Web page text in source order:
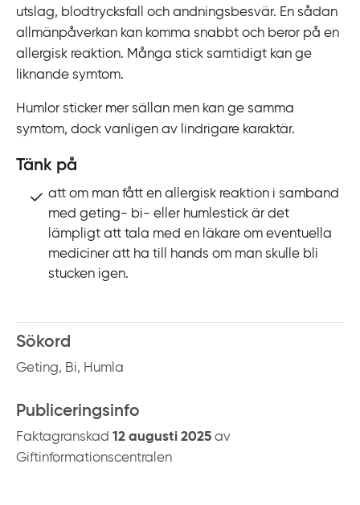
utslag, blodtrycksfall och andningsbesvär. En sådan
allmänpåverkan kan komma snabbt och beror på en
allergisk reaktion. Många stick samtidigt kan ge
liknande symtom.
Humlor sticker mer sällan men kan ge samma
symtom, dock vanligen av lindrigare karaktär.
Tänk på
att om man fått en allergisk reaktion i samband
med geting- bi- eller humlestick är det
lämpligt att tala med en läkare om eventuella
mediciner att ha till hands om man skulle bli
stucken igen.
Sökord
Geting, Bi, Humla
Publiceringsinfo
Faktagranskad 12 augusti 2025 av
Giftinformationscentralen